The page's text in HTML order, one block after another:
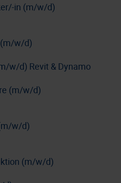
in (m/w/d)
(m/w/d)
w/d) Revit & Dynamo
(m/w/d)
w/d)
(m/w/d)